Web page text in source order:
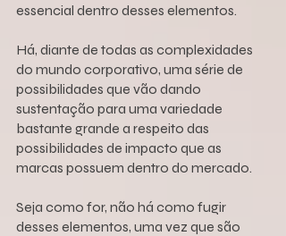
essencial dentro desses elementos.
Há, diante de todas as complexidades
do mundo corporativo, uma série de
possibilidades que vão dando
sustentação para uma variedade
bastante grande a respeito das
possibilidades de impacto que as
marcas possuem dentro do mercado.
Seja como for, não há como fugir
desses elementos, uma vez que são